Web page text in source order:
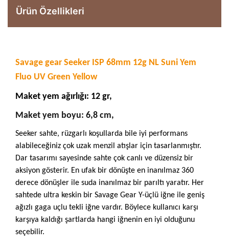
Ürün Özellikleri
Savage gear Seeker ISP 68mm 12g NL Suni Yem
Fluo UV Green Yellow
Maket yem ağırlığı: 12 gr,
Maket yem boyu: 6,8 cm,
Seeker sahte, rüzgarlı koşullarda bile iyi performans
alabileceğiniz çok uzak menzil atışlar için tasarlanmıştır.
Dar tasarımı sayesinde sahte çok canlı ve düzensiz bir
aksiyon gösterir. En ufak bir dönüşte en inanılmaz 360
derece dönüşler ile suda inanılmaz bir parıltı yaratır. Her
sahtede ultra keskin bir Savage Gear Y-üçlü iğne ile geniş
ağızlı gaga uçlu tekli iğne vardır. Böylece kullanıcı karşı
karşıya kaldığı şartlarda hangi iğnenin en iyi olduğunu
seçebilir.